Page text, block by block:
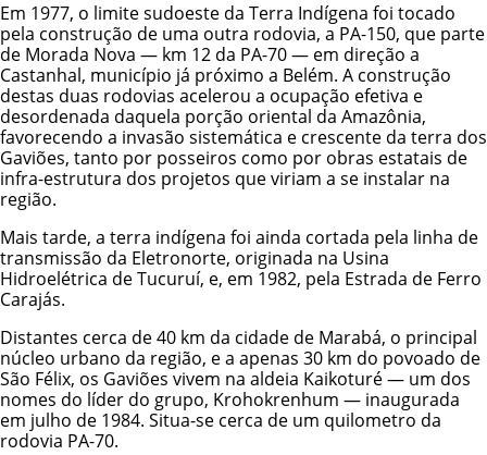
Em 1977, o limite sudoeste da Terra Indígena foi tocado
pela construção de uma outra rodovia, a PA-150, que parte
de Morada Nova — km 12 da PA-70 — em direção a
Castanhal, município já próximo a Belém. A construção
destas duas rodovias acelerou a ocupação efetiva e
desordenada daquela porção oriental da Amazônia,
favorecendo a invasão sistemática e crescente da terra dos
Gaviões, tanto por posseiros como por obras estatais de
infra-estrutura dos projetos que viriam a se instalar na
região.
Mais tarde, a terra indígena foi ainda cortada pela linha de
transmissão da Eletronorte, originada na Usina
Hidroelétrica de Tucuruí, e, em 1982, pela Estrada de Ferro
Carajás.
Distantes cerca de 40 km da cidade de Marabá, o principal
núcleo urbano da região, e a apenas 30 km do povoado de
São Félix, os Gaviões vivem na aldeia Kaikoturé — um dos
nomes do líder do grupo, Krohokrenhum — inaugurada
em julho de 1984. Situa-se cerca de um quilometro da
rodovia PA-70.